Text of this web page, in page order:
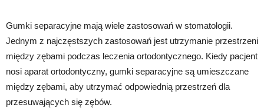
Gumki separacyjne mają wiele zastosowań w stomatologii.
Jednym z najczęstszych zastosowań jest utrzymanie przestrzeni
między zębami podczas leczenia ortodontycznego. Kiedy pacjent
nosi aparat ortodontyczny, gumki separacyjne są umieszczane
między zębami, aby utrzymać odpowiednią przestrzeń dla
przesuwających się zębów.